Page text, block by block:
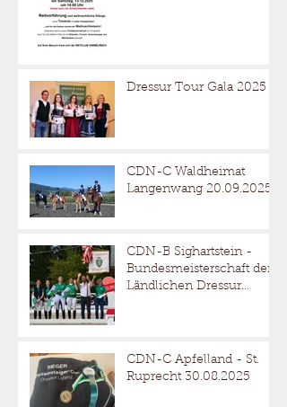
Dressur Tour Gala 2025
CDN-C Waldheimat
Langenwang 20.09.2025
CDN-B Sighartstein -
Bundesmeisterschaft der
Ländlichen Dressur
CDN-C Apfelland - St.
Ruprecht 30.08.2025